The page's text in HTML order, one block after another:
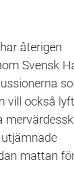
återigen
Svensk
vill också
mattan